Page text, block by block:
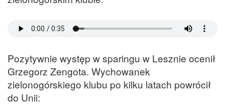
Pozytywnie występ w sparingu w Lesznie ocenił
Grzegorz Zengota. Wychowanek
zielonogórskiego klubu po kilku latach powrócił
do Unii: